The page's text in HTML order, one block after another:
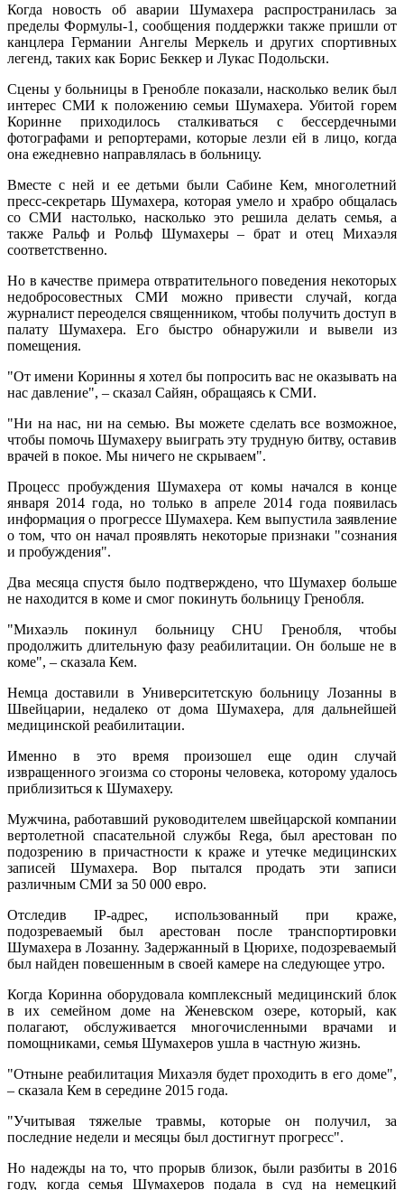
Когда новость об аварии Шумахера распространилась за
пределы Формулы-1, сообщения поддержки также пришли от
канцлера Германии Ангелы Меркель и других спортивных
легенд, таких как Борис Беккер и Лукас Подольски.
Сцены у больницы в Гренобле показали, насколько велик был
интерес СМИ к положению семьи Шумахера. Убитой горем
Коринне приходилось сталкиваться с бессердечными
фотографами и репортерами, которые лезли ей в лицо, когда
она ежедневно направлялась в больницу.
Вместе с ней и ее детьми были Сабине Кем, многолетний
пресс-секретарь Шумахера, которая умело и храбро общалась
со СМИ настолько, насколько это решила делать семья, а
также Ральф и Рольф Шумахеры – брат и отец Михаэля
соответственно.
Но в качестве примера отвратительного поведения некоторых
недобросовестных СМИ можно привести случай, когда
журналист переоделся священником, чтобы получить доступ в
палату Шумахера. Его быстро обнаружили и вывели из
помещения.
"От имени Коринны я хотел бы попросить вас не оказывать на
нас давление", – сказал Сайян, обращаясь к СМИ.
"Ни на нас, ни на семью. Вы можете сделать все возможное,
чтобы помочь Шумахеру выиграть эту трудную битву, оставив
врачей в покое. Мы ничего не скрываем".
Процесс пробуждения Шумахера от комы начался в конце
января 2014 года, но только в апреле 2014 года появилась
информация о прогрессе Шумахера. Кем выпустила заявление
о том, что он начал проявлять некоторые признаки "сознания
и пробуждения".
Два месяца спустя было подтверждено, что Шумахер больше
не находится в коме и смог покинуть больницу Гренобля.
"Михаэль покинул больницу CHU Гренобля, чтобы
продолжить длительную фазу реабилитации. Он больше не в
коме", – сказала Кем.
Немца доставили в Университетскую больницу Лозанны в
Швейцарии, недалеко от дома Шумахера, для дальнейшей
медицинской реабилитации.
Именно в это время произошел еще один случай
извращенного эгоизма со стороны человека, которому удалось
приблизиться к Шумахеру.
Мужчина, работавший руководителем швейцарской компании
вертолетной спасательной службы Rega, был арестован по
подозрению в причастности к краже и утечке медицинских
записей Шумахера. Вор пытался продать эти записи
различным СМИ за 50 000 евро.
Отследив IP-адрес, использованный при краже,
подозреваемый был арестован после транспортировки
Шумахера в Лозанну. Задержанный в Цюрихе, подозреваемый
был найден повешенным в своей камере на следующее утро.
Когда Коринна оборудовала комплексный медицинский блок
в их семейном доме на Женевском озере, который, как
полагают, обслуживается многочисленными врачами и
помощниками, семья Шумахеров ушла в частную жизнь.
"Отныне реабилитация Михаэля будет проходить в его доме",
– сказала Кем в середине 2015 года.
"Учитывая тяжелые травмы, которые он получил, за
последние недели и месяцы был достигнут прогресс".
Но надежды на то, что прорыв близок, были разбиты в 2016
году, когда семья Шумахеров подала в суд на немецкий